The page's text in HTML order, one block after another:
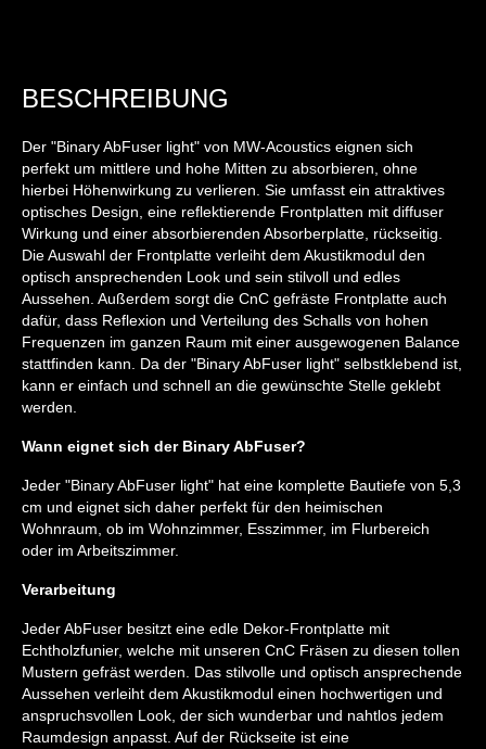
BESCHREIBUNG
Der "Binary AbFuser light" von MW-Acoustics eignen sich
perfekt um mittlere und hohe Mitten zu absorbieren, ohne
hierbei Höhenwirkung zu verlieren. Sie umfasst ein attraktives
optisches Design, eine reflektierende Frontplatten mit diffuser
Wirkung und einer absorbierenden Absorberplatte, rückseitig.
Die Auswahl der Frontplatte verleiht dem Akustikmodul den
optisch ansprechenden Look und sein stilvoll und edles
Aussehen. Außerdem sorgt die CnC gefräste Frontplatte auch
dafür, dass Reflexion und Verteilung des Schalls von hohen
Frequenzen im ganzen Raum mit einer ausgewogenen Balance
stattfinden kann. Da der "Binary AbFuser light" selbstklebend ist,
kann er einfach und schnell an die gewünschte Stelle geklebt
werden.
Wann eignet sich der Binary AbFuser?
Jeder "Binary AbFuser light" hat eine komplette Bautiefe von 5,3
cm und eignet sich daher perfekt für den heimischen
Wohnraum, ob im Wohnzimmer, Esszimmer, im Flurbereich
oder im Arbeitszimmer.
Verarbeitung
Jeder AbFuser besitzt eine edle Dekor-Frontplatte mit
Echtholzfunier, welche mit unseren CnC Fräsen zu diesen tollen
Mustern gefräst werden. Das stilvolle und optisch ansprechende
Aussehen verleiht dem Akustikmodul einen hochwertigen und
anspruchsvollen Look, der sich wunderbar und nahtlos jedem
Raumdesign anpasst. Auf der Rückseite ist eine